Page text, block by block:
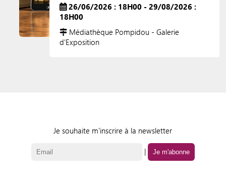
26/06/2026 : 18H00 - 29/08/2026 :
18H00
Médiathèque Pompidou - Galerie
d'Exposition
Je souhaite m'inscrire à la newsletter
|